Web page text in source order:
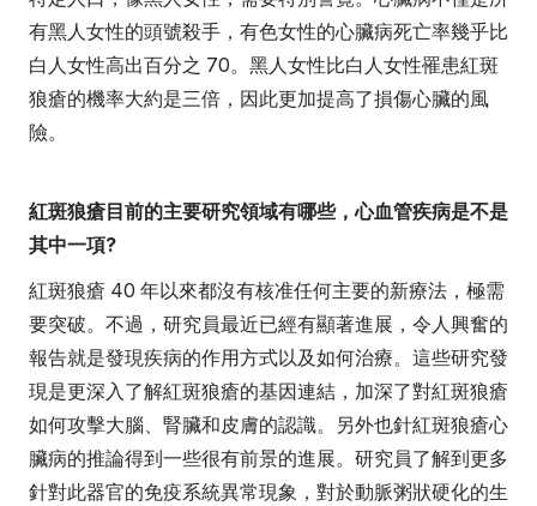
有黑人女性的頭號殺手，有色女性的心臟病死亡率幾乎比
白人女性高出百分之 70。黑人女性比白人女性罹患紅斑
狼瘡的機率大約是三倍，因此更加提高了損傷心臟的風
險。
紅斑狼瘡目前的主要研究領域有哪些，心血管疾病是不是
其中一項?
紅斑狼瘡 40 年以來都沒有核准任何主要的新療法，極需
要突破。不過，研究員最近已經有顯著進展，令人興奮的
報告就是發現疾病的作用方式以及如何治療。這些研究發
現是更深入了解紅斑狼瘡的基因連結，加深了對紅斑狼瘡
如何攻擊大腦、腎臟和皮膚的認識。另外也針紅斑狼瘡心
臟病的推論得到一些很有前景的進展。研究員了解到更多
針對此器官的免疫系統異常現象，對於動脈粥狀硬化的生